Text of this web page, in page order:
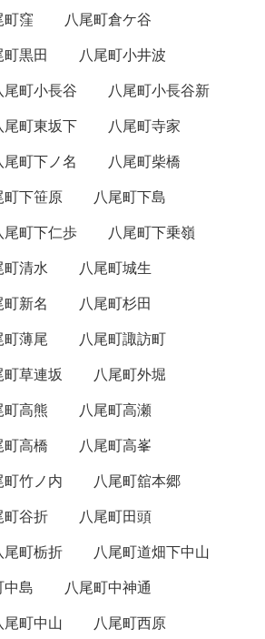
町窪
八尾町倉ケ谷
町黒田
八尾町小井波
尾町小長谷
八尾町小長谷新
尾町東坂下
八尾町寺家
尾町下ノ名
八尾町柴橋
町下笹原
八尾町下島
尾町下仁歩
八尾町下乗嶺
町清水
八尾町城生
町新名
八尾町杉田
町薄尾
八尾町諏訪町
町草連坂
八尾町外堀
町高熊
八尾町高瀬
町高橋
八尾町高峯
町竹ノ内
八尾町舘本郷
町谷折
八尾町田頭
尾町栃折
八尾町道畑下中山
中島
八尾町中神通
尾町中山
八尾町西原